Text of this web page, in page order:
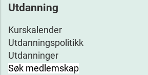
Utdanning
Kurskalender
Utdanningspolitikk
Utdanninger
Søk medlemskap